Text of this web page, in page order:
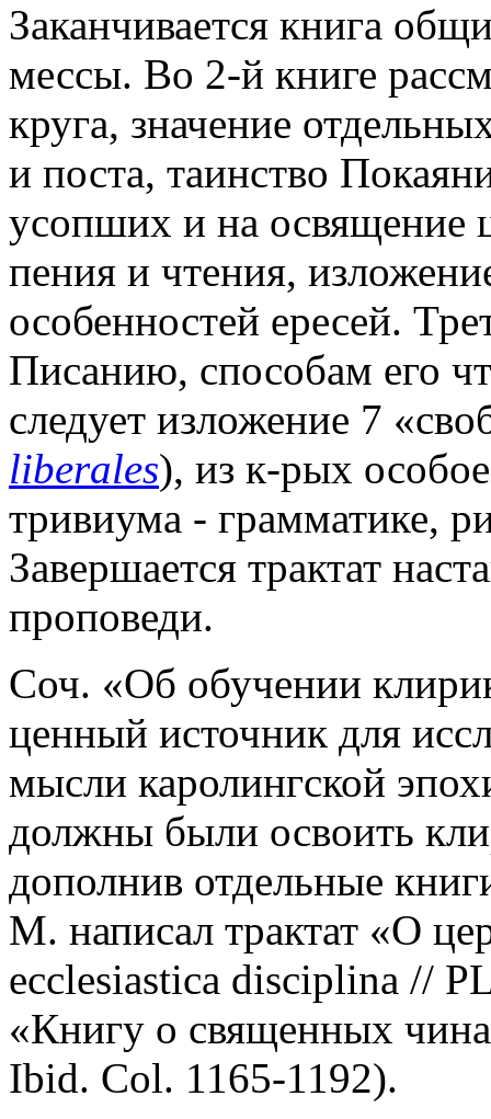
Заканчивается книга
мессы. Во 2-й книге
круга, значение
и поста, таинство
усопших и на освящение
пения и чтения,
особенностей ересей.
Писанию, способам его
следует изложение 7
liberales), из к-рых
тривиума - грамматике,
Завершается трактат
проповеди.
Соч. «Об обучении
ценный источник для
мысли каролингской
должны были освоить
дополнив отдельные
М. написал трактат «О
ecclesiastica disciplina //
«Книгу о священных
Ibid. Col. 1165-1192).